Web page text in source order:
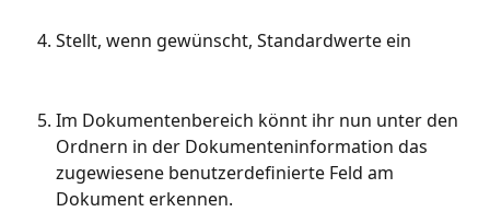
Stellt, wenn gewünscht, Standardwerte ein
Im Dokumentenbereich könnt ihr nun unter den
Ordnern in der Dokumenteninformation das
zugewiesene benutzerdefinierte Feld am
Dokument erkennen.